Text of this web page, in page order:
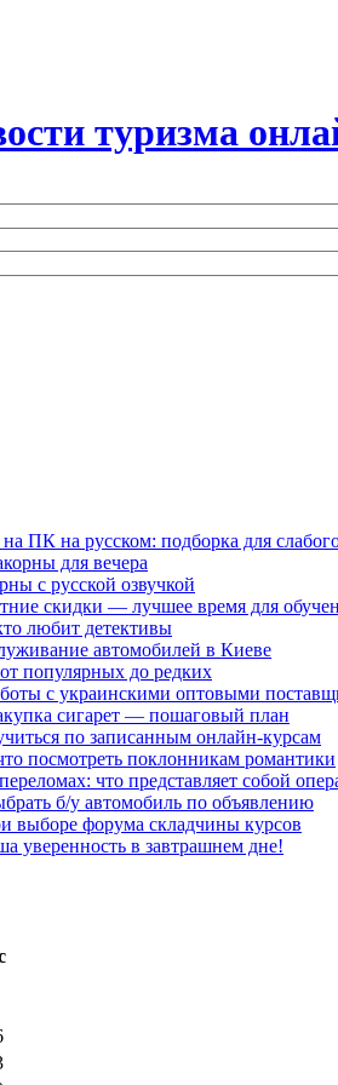
туризма
ПК на русском: подборка для
для вечера
с русской озвучкой
скидки — лучшее время для
любит детективы
автомобилей в Киеве
популярных до редких
с украинскими оптовыми
сигарет — пошаговый план
по записанным онлайн-курсам
посмотреть поклонникам романтики
что представляет собой
б/у автомобиль по объявлению
выборе форума складчины курсов
уверенность в завтрашнем дне!